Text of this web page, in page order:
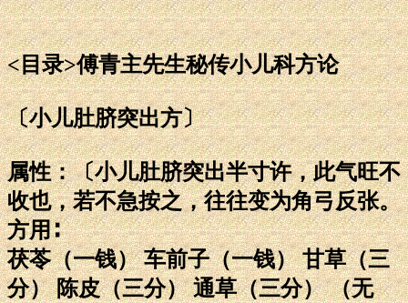
<目录>傅青主先生秘传小儿科方论
〔小儿肚脐突出方〕
属性：〔小儿肚脐突出半寸许，此气旺不
收也，若不急按之，往往变为角弓反张。
方用∶
茯苓（一钱） 车前子（一钱） 甘草（三
分） 陈皮（三分） 通草（三分） （无